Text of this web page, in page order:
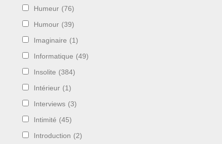
Humeur (76)
Humour (39)
Imaginaire (1)
Informatique (49)
Insolite (384)
Intérieur (1)
Interviews (3)
Intimité (45)
Introduction (2)